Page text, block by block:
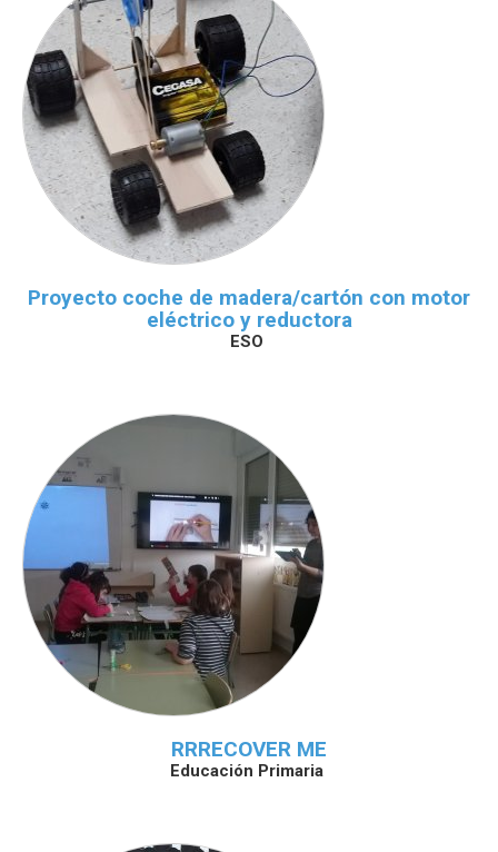
Proyecto coche de madera/cartón con motor
eléctrico y reductora
ESO
RRRECOVER ME
Educación Primaria